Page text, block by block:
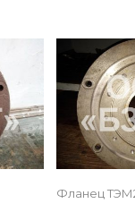
Фланец